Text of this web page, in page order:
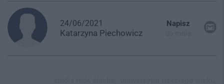
24/06/2021
Katarzyna Piechowicz
Napisz